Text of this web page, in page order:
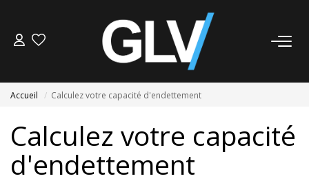
GESTION
Accueil Calculez votre capacité d'endettement
Calculez votre capacité
d'endettement